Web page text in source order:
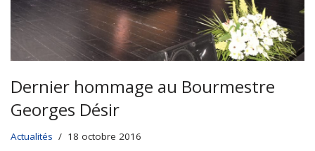
Dernier hommage au Bourmestre
Georges Désir
Actualités 18 octobre 2016